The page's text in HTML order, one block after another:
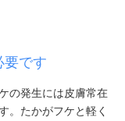
要です
の発生には皮膚常在
。たかがフケと軽く